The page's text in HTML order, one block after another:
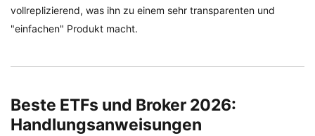
vollreplizierend, was ihn zu einem sehr transparenten und
"einfachen" Produkt macht.
Beste ETFs und Broker 2026:
Handlungsanweisungen